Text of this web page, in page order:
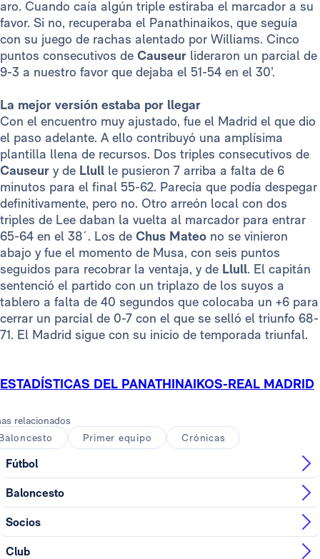
aro. Cuando caía algún triple estiraba el marcador a su
favor. Si no, recuperaba el Panathinaikos, que seguía
con su juego de rachas alentado por Williams. Cinco
puntos consecutivos de Causeur lideraron un parcial de
9-3 a nuestro favor que dejaba el 51-54 en el 30’.
La mejor versión estaba por llegar
Con el encuentro muy ajustado, fue el Madrid el que dio
el paso adelante. A ello contribuyó una amplísima
plantilla llena de recursos. Dos triples consecutivos de
Causeur y de Llull le pusieron 7 arriba a falta de 6
minutos para el final 55-62. Parecía que podía despegar
definitivamente, pero no. Otro arreón local con dos
triples de Lee daban la vuelta al marcador para entrar
65-64 en el 38´. Los de Chus Mateo no se vinieron
abajo y fue el momento de Musa, con seis puntos
seguidos para recobrar la ventaja, y de Llull. El capitán
sentenció el partido con un triplazo de los suyos a
tablero a falta de 40 segundos que colocaba un +6 para
cerrar un parcial de 0-7 con el que se selló el triunfo 68-
71. El Madrid sigue con su inicio de temporada triunfal.
ESTADÍSTICAS DEL PANATHINAIKOS-REAL MADRID
relacionados
Primer equipo Crónicas
Fútbol
Baloncesto
Socios
Club